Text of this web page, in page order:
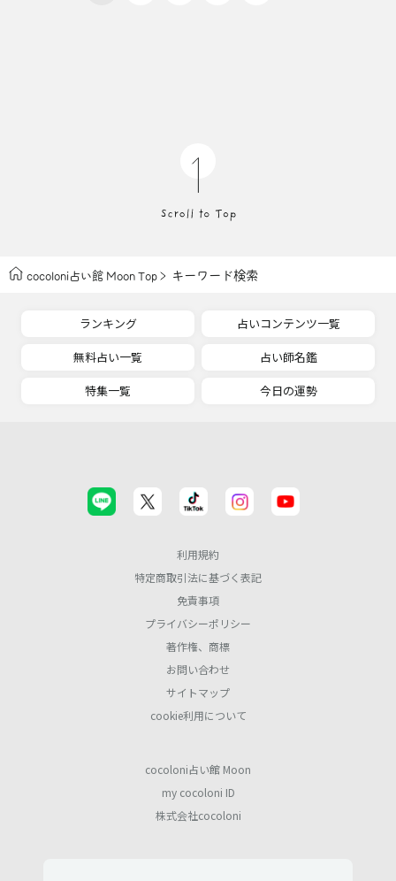
cocoloni占い館 Moon Top キーワード検索
ランキング
占いコンテンツ一覧
無料占い一覧
占い師名鑑
特集一覧
今日の運勢
利用規約
特定商取引法に基づく表記
免責事項
プライバシーポリシー
著作権、商標
お問い合わせ
サイトマップ
cookie利用について
cocoloni占い館 Moon
my cocoloni ID
株式会社cocoloni